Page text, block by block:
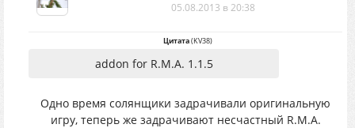
05.08.2013 в 20:38
Цитата(KV38)
addon for R.M.A. 1.1.5
Одно время солянщики задрачивали оригинальную
игру, теперь же задрачивают несчастный R.M.A.